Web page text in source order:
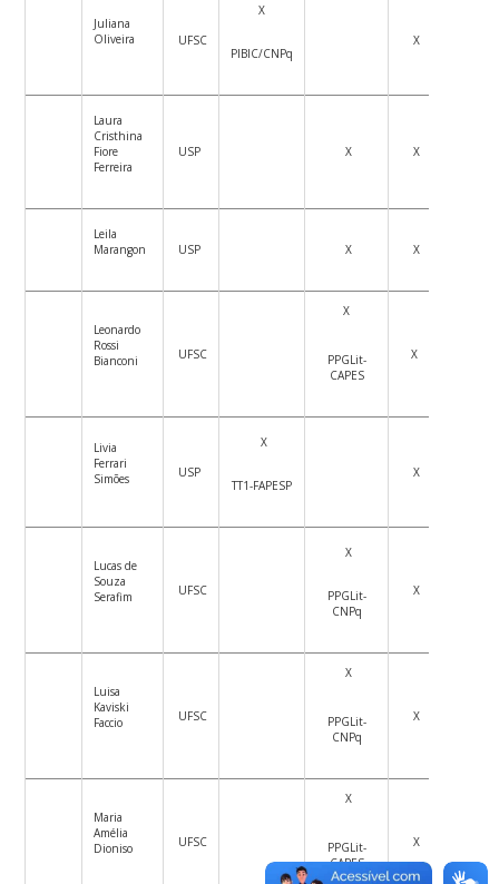
Juliana
Oliveira
UFSC
X
PIBIC/CNPq
X
Laura
Cristhina
Fiore
Ferreira
USP X X
Leila
Marangon
USP X X
Leonardo
Rossi
Bianconi
UFSC
X
PPGLit-
CAPES
X
Livia
Ferrari
Simões
USP
X
TT1-FAPESP
X
Lucas de
Souza
Serafim
UFSC
X
PPGLit-
CNPq
X
Luisa
Kaviski
Faccio
UFSC
X
PPGLit-
CNPq
X
Maria
Amélia
Dioniso
UFSC
X
PPGLit-
CAPES
X